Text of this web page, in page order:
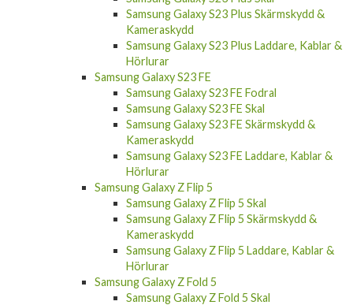
Samsung Galaxy S23 Plus Skärmskydd &
Kameraskydd
Samsung Galaxy S23 Plus Laddare, Kablar &
Hörlurar
Samsung Galaxy S23 FE
Samsung Galaxy S23 FE Fodral
Samsung Galaxy S23 FE Skal
Samsung Galaxy S23 FE Skärmskydd &
Kameraskydd
Samsung Galaxy S23 FE Laddare, Kablar &
Hörlurar
Samsung Galaxy Z Flip 5
Samsung Galaxy Z Flip 5 Skal
Samsung Galaxy Z Flip 5 Skärmskydd &
Kameraskydd
Samsung Galaxy Z Flip 5 Laddare, Kablar &
Hörlurar
Samsung Galaxy Z Fold 5
Samsung Galaxy Z Fold 5 Skal